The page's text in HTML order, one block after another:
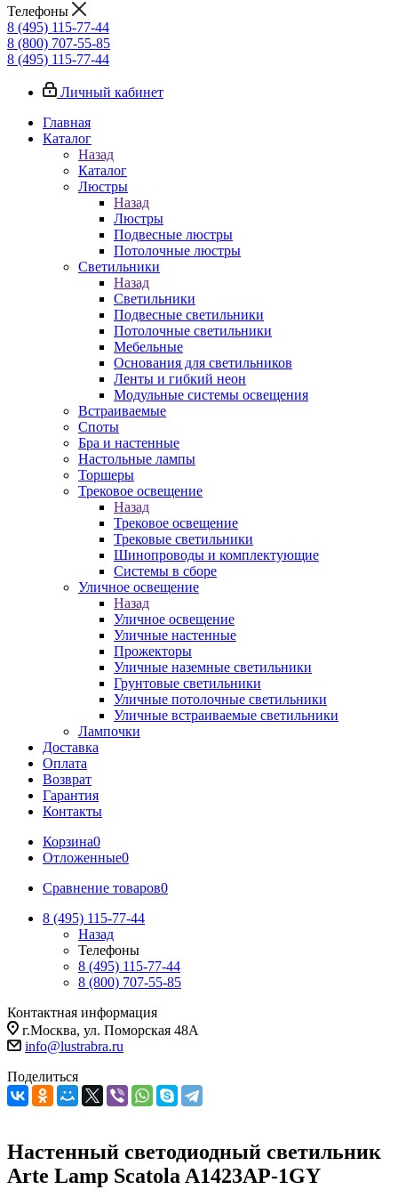
Телефоны
8 (495) 115-77-44
8 (800) 707-55-85
8 (495) 115-77-44
Личный кабинет
Главная
Каталог
Назад
Каталог
Люстры
Назад
Люстры
Подвесные люстры
Потолочные люстры
Светильники
Назад
Светильники
Подвесные светильники
Потолочные светильники
Мебельные
Основания для светильников
Ленты и гибкий неон
Модульные системы освещения
Встраиваемые
Споты
Бра и настенные
Настольные лампы
Торшеры
Трековое освещение
Назад
Трековое освещение
Трековые светильники
Шинопроводы и комплектующие
Системы в сборе
Уличное освещение
Назад
Уличное освещение
Уличные настенные
Прожекторы
Уличные наземные светильники
Грунтовые светильники
Уличные потолочные светильники
Уличные встраиваемые светильники
Лампочки
Доставка
Оплата
Возврат
Гарантия
Контакты
Корзина0
Отложенные0
Сравнение товаров0
8 (495) 115-77-44
Назад
Телефоны
8 (495) 115-77-44
8 (800) 707-55-85
Контактная информация
г.Москва, ул. Поморская 48А
info@lustrabra.ru
Поделиться
Настенный светодиодный светильник
Arte Lamp Scatola A1423AP-1GY